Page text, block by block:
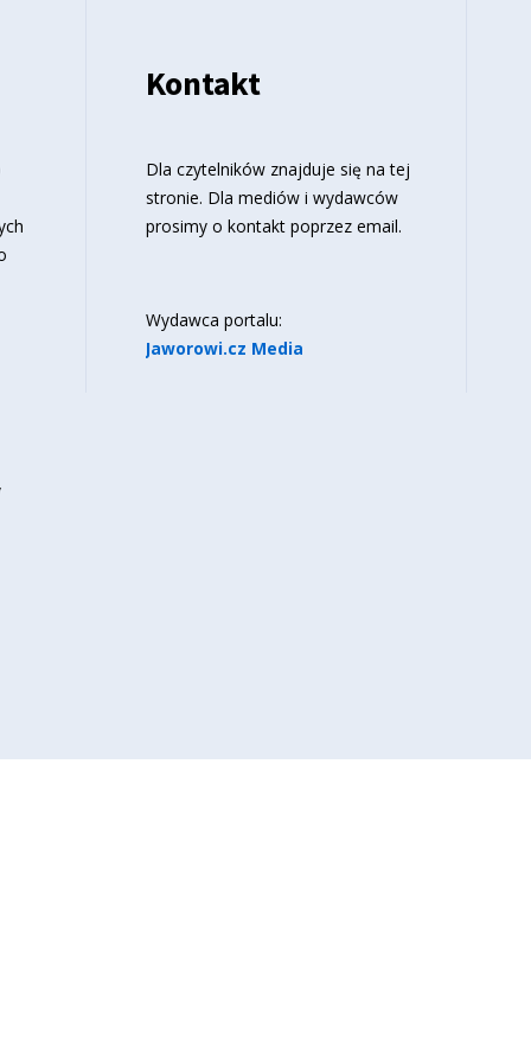
Kontakt
Dla czytelników znajduje się na tej
stronie. Dla mediów i wydawców
prosimy o kontakt poprzez email.
Wydawca portalu:
Jaworowi.cz Media